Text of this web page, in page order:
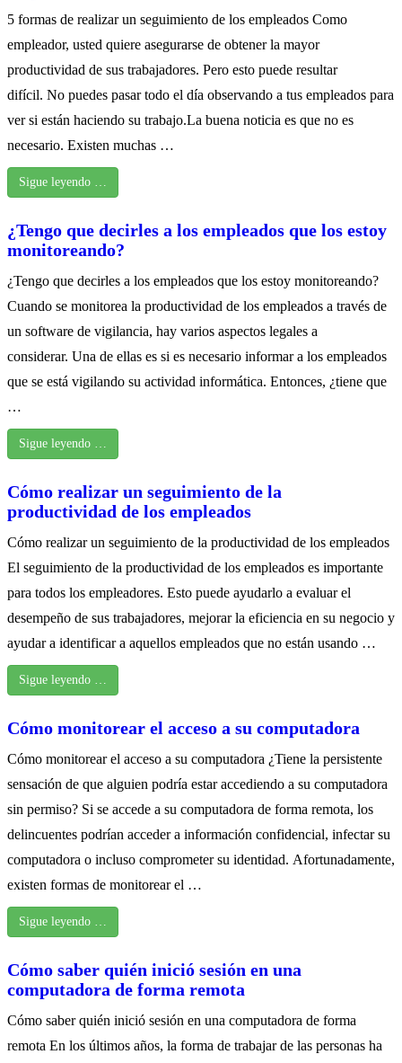
5 formas de realizar un seguimiento de los empleados Como
empleador, usted quiere asegurarse de obtener la mayor
productividad de sus trabajadores. Pero esto puede resultar
difícil. No puedes pasar todo el día observando a tus empleados para
ver si están haciendo su trabajo.La buena noticia es que no es
necesario. Existen muchas …
Sigue leyendo …
¿Tengo que decirles a los empleados que los estoy
monitoreando?
¿Tengo que decirles a los empleados que los estoy monitoreando?
Cuando se monitorea la productividad de los empleados a través de
un software de vigilancia, hay varios aspectos legales a
considerar. Una de ellas es si es necesario informar a los empleados
que se está vigilando su actividad informática. Entonces, ¿tiene que
…
Sigue leyendo …
Cómo realizar un seguimiento de la
productividad de los empleados
Cómo realizar un seguimiento de la productividad de los empleados
El seguimiento de la productividad de los empleados es importante
para todos los empleadores. Esto puede ayudarlo a evaluar el
desempeño de sus trabajadores, mejorar la eficiencia en su negocio y
ayudar a identificar a aquellos empleados que no están usando …
Sigue leyendo …
Cómo monitorear el acceso a su computadora
Cómo monitorear el acceso a su computadora ¿Tiene la persistente
sensación de que alguien podría estar accediendo a su computadora
sin permiso? Si se accede a su computadora de forma remota, los
delincuentes podrían acceder a información confidencial, infectar su
computadora o incluso comprometer su identidad. Afortunadamente,
existen formas de monitorear el …
Sigue leyendo …
Cómo saber quién inició sesión en una
computadora de forma remota
Cómo saber quién inició sesión en una computadora de forma
remota En los últimos años, la forma de trabajar de las personas ha